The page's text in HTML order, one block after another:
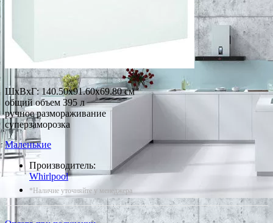
ШхВхГ: 140.50х91.60х69.80 см
общий объем 395 л
ручное размораживание
суперзаморозка
Маленькие
Производитель:
Whirlpool
*Наличие уточняйте у менеджера